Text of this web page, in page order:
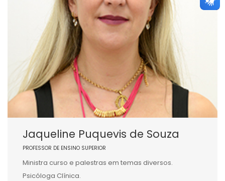
Jaqueline Puquevis de Souza
PROFESSOR DE ENSINO SUPERIOR
Ministra curso e palestras em temas diversos.
Psicóloga Clínica.